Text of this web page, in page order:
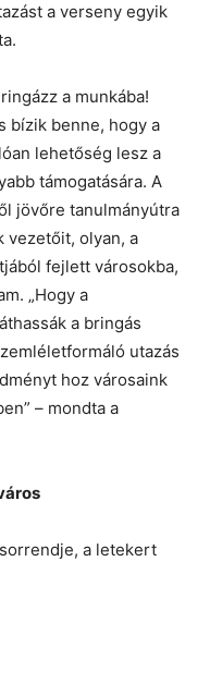
a verseny egyik
a munkába!
bízik benne, hogy a
lehetőség lesz a
támogatására. A
jövőre tanulmányútra
vezetőit, olyan, a
fejlett városokba,
„Hogy a
a bringás
utazás
hoz városaink
– mondta a
a letekert